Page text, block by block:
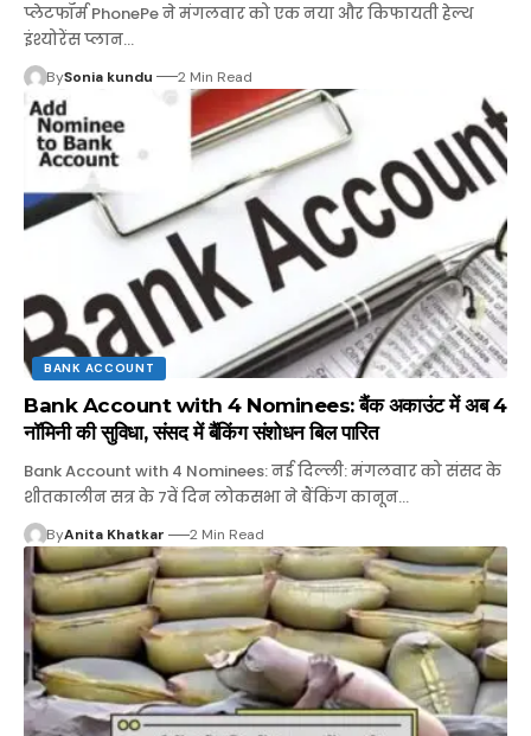
प्लेटफॉर्म PhonePe ने मंगलवार को एक नया और किफायती हेल्थ
इंश्योरेंस प्लान…
BySonia kundu 2 Min Read
BANK ACCOUNT
Bank Account with 4 Nominees: बैंक अकाउंट में अब 4
नॉमिनी की सुविधा, संसद में बैंकिंग संशोधन बिल पारित
Bank Account with 4 Nominees: नई दिल्ली: मंगलवार को संसद के
शीतकालीन सत्र के 7वें दिन लोकसभा ने बैंकिंग कानून…
ByAnita Khatkar 2 Min Read